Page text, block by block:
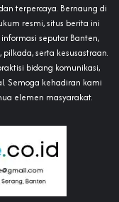
terpercaya. Bernaung di
resmi, situs berita ini
seputar Banten,
serta kesusastraan.
bidang komunikasi,
Semoga kehadiran kami
elemen masyarakat.